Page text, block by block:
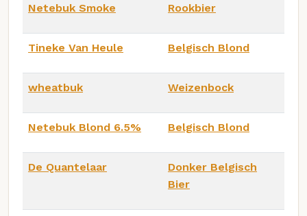
Netebuk Smoke Rookbier
Tineke Van Heule Belgisch Blond
wheatbuk Weizenbock
Netebuk Blond 6.5% Belgisch Blond
De Quantelaar
Donker Belgisch
Bier